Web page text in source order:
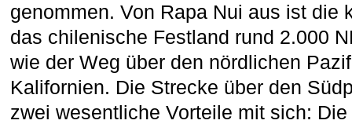
genommen. Von Rapa Nui aus ist die
das chilenische Festland rund 2.000
wie der Weg über den nördlichen
Kalifornien. Die Strecke über den
zwei wesentliche Vorteile mit sich: